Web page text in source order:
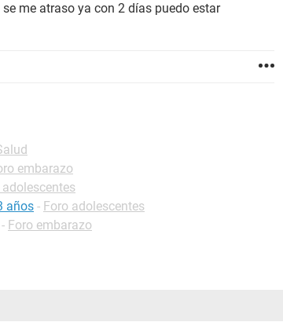
me atraso ya con 2 días puedo estar
embarazo
adolescentes
años - Foro adolescentes
- Foro embarazo